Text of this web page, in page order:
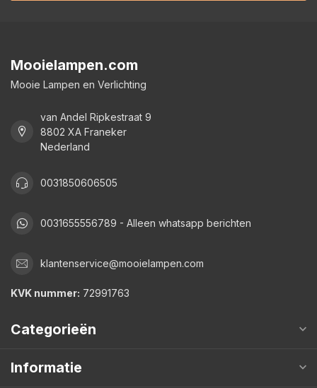
Mooielampen.com
Mooie Lampen en Verlichting
van Andel Ripkestraat 9
8802 XA Franeker
Nederland
0031850606505
0031655556789 - Alleen whatsapp berichten
klantenservice@mooielampen.com
KVK nummer: 72991763
Categorieën
Informatie